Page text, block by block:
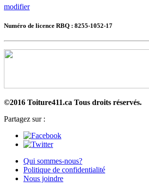
modifier
Numéro de licence RBQ : 8255-1052-17
©2016 Toiture411.ca Tous droits réservés.
Partagez sur :
Qui sommes-nous?
Politique de confidentialité
Nous joindre